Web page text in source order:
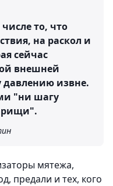
то, что
на раскол и
сейчас
внешней
давлению извне.
"ни шагу
мятежа,
предали и тех, кого